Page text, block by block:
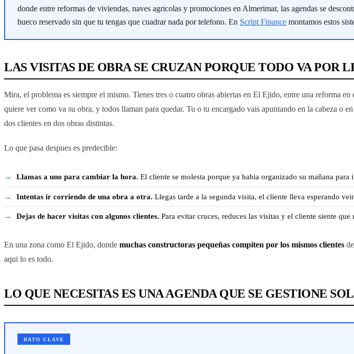
donde entre reformas de viviendas, naves agricolas y promociones en Almerimar, las agendas se
hueco reservado sin que tu tengas que cuadrar nada por telefono. En Script Finance montamos estos
LAS VISITAS DE OBRA SE CRUZAN PORQUE TODO VA POR
Mira, el problema es siempre el mismo. Tienes tres o cuatro obras abiertas en El Ejido, entre una reforma
quiere ver como va su obra, y todos llaman para quedar. Tu o tu encargado vais apuntando en la cabeza o
dos clientes en dos obras distintas.
Lo que pasa despues es predecible:
Llamas a uno para cambiar la hora. El cliente se molesta porque ya habia organizado su mañana para
Intentas ir corriendo de una obra a otra. Llegas tarde a la segunda visita, el cliente lleva esperando
Dejas de hacer visitas con algunos clientes. Para evitar cruces, reduces las visitas y el cliente siente
En una zona como El Ejido, donde muchas constructoras pequeñas compiten por los mismos clientes
aqui lo es todo.
LO QUE NECESITAS ES UNA AGENDA QUE SE GESTIONE
DATO CLAVE